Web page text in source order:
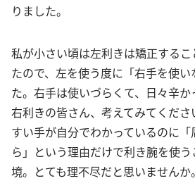
りました。
私が小さい頃は左利きは矯正する
たので、左を使う度に「右手を使
た。右手は使いづらくて、日々辛か
右利きの皆さん、考えてみてくだ
すい手が自分でわかっているのに
ら」という理由だけで利き腕を使
境。とても理不尽だと思いませんか。